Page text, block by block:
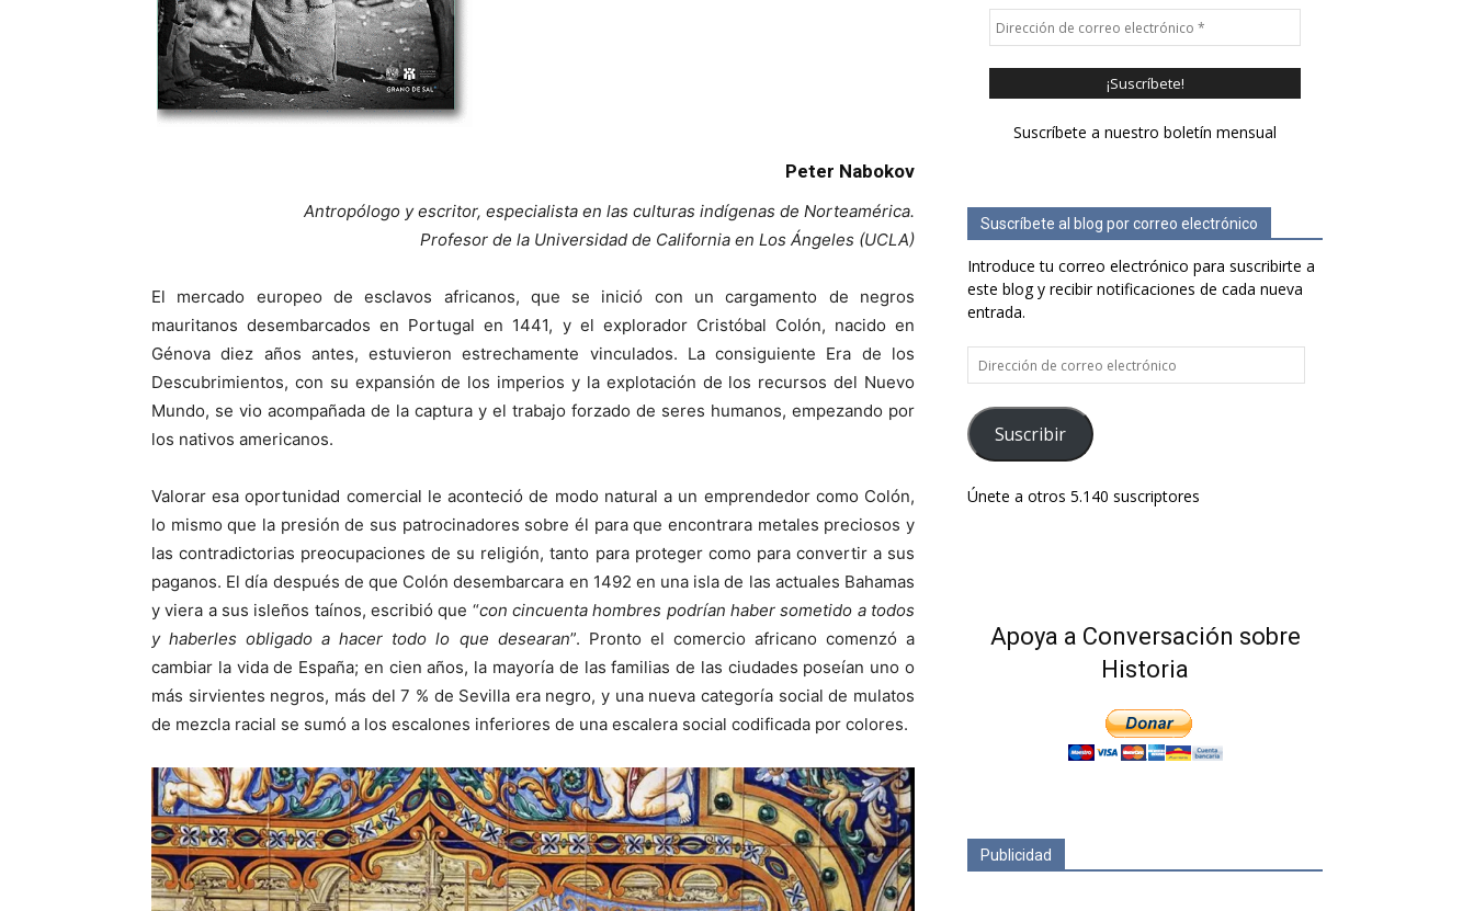
Peter Nabokov
Antropólogo y escritor, especialista en las culturas indígenas de Norteamérica.
Profesor de la Universidad de California en Los Ángeles (UCLA)
El mercado europeo de esclavos africanos, que se inició con un cargamento de negros
mauritanos desembarcados en Portugal en 1441, y el explorador Cristóbal Colón, nacido en
Génova diez años antes, estuvieron estrechamente vinculados. La consiguiente Era de los
Descubrimientos, con su expansión de los imperios y la explotación de los recursos del Nuevo
Mundo, se vio acompañada de la captura y el trabajo forzado de seres humanos, empezando por
los nativos americanos.
Valorar esa oportunidad comercial le aconteció de modo natural a un emprendedor como Colón,
lo mismo que la presión de sus patrocinadores sobre él para que encontrara metales preciosos y
las contradictorias preocupaciones de su religión, tanto para proteger como para convertir a sus
paganos. El día después de que Colón desembarcara en 1492 en una isla de las actuales Bahamas
y viera a sus isleños taínos, escribió que “con cincuenta hombres podrían haber sometido a todos
y haberles obligado a hacer todo lo que desearan”. Pronto el comercio africano comenzó a
cambiar la vida de España; en cien años, la mayoría de las familias de las ciudades poseían uno o
más sirvientes negros, más del 7 % de Sevilla era negro, y una nueva categoría social de mulatos
de mezcla racial se sumó a los escalones inferiores de una escalera social codificada por colores.
Suscríbete a nuestro boletín mensual
Suscríbete al blog por correo electrónico
Introduce tu correo electrónico para suscribirte a
este blog y recibir notificaciones de cada nueva
entrada.
Dirección
de
correo
electrónico
Suscribir
Únete a otros 5.140 suscriptores
Apoya a Conversación sobre
Historia
Publicidad